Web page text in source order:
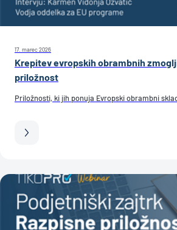
17. marec 2026
Krepitev evropskih obrambnih
priložnost
Priložnosti, ki jih ponuja Evropski obrambni